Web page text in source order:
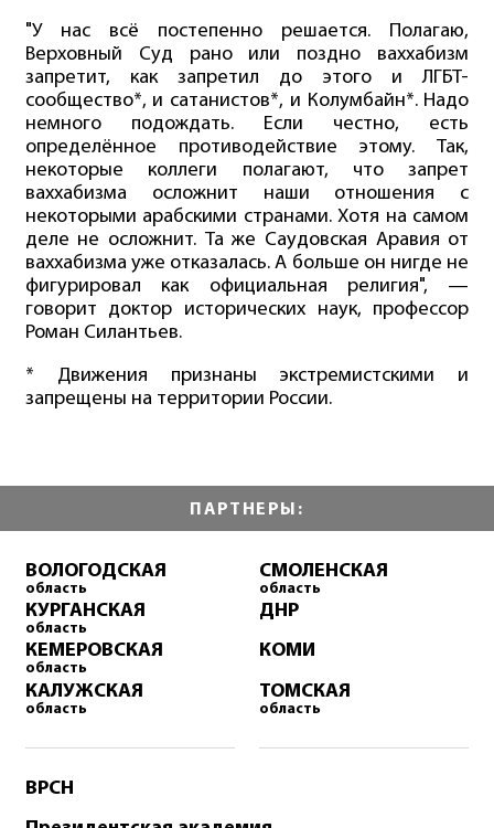
"У нас всё постепенно решается. Полагаю,
Верховный Суд рано или поздно ваххабизм
запретит, как запретил до этого и ЛГБТ-
сообщество*, и сатанистов*, и Колумбайн*. Надо
немного подождать. Если честно, есть
определённое противодействие этому. Так,
некоторые коллеги полагают, что запрет
ваххабизма осложнит наши отношения с
некоторыми арабскими странами. Хотя на самом
деле не осложнит. Та же Саудовская Аравия от
ваххабизма уже отказалась. А больше он нигде не
фигурировал как официальная религия", —
говорит доктор исторических наук, профессор
Роман Силантьев.
* Движения признаны экстремистскими и
запрещены на территории России.
ПАРТНЕРЫ:
ВОЛОГОДСКАЯ
область
КУРГАНСКАЯ
область
КЕМЕРОВСКАЯ
область
КАЛУЖСКАЯ
область
СМОЛЕНСКАЯ
область
ДНР
КОМИ
ТОМСКАЯ
область
ВРСН